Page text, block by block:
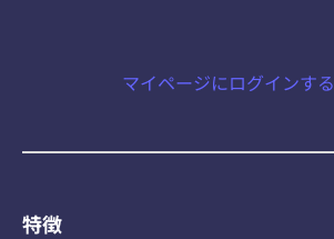
マイページにログインする
特徴